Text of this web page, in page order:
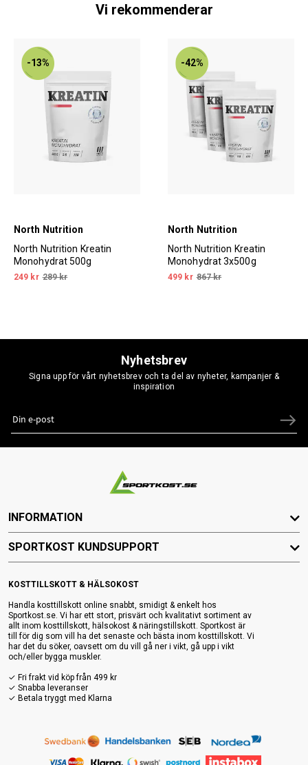
Vi rekommenderar
-13%
North Nutrition
North Nutrition Kreatin
Monohydrat 500g
249 kr 289 kr
-42%
North Nutrition
North Nutrition Kreatin
Monohydrat 3x500g
499 kr 867 kr
Nyhetsbrev
Signa upp för vårt nyhetsbrev och ta del av nyheter, kampanjer &
inspiration
KOSTTILLSKOTT & HÄLSOKOST
Handla kosttillskott online snabbt, smidigt & enkelt hos
Sportkost.se. Vi har ett stort, prisvärt och kvalitativt sortiment av
allt inom kosttillskott, hälsokost & näringstillskott. Sportkost är
till för dig som vill ha det senaste och bästa inom kosttillskott. Vi
har det du söker, oavsett om du vill gå ner i vikt, gå upp i vikt
och/eller bygga muskler.
✓ Fri frakt vid köp från 499 kr
✓ Snabba leveranser
✓ Betala tryggt med Klarna
INFORMATION
SPORTKOST KUNDSUPPORT